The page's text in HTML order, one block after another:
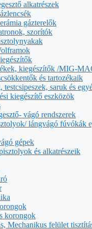
alkatrészek
gázterelők
szorítók
kiegészítők /MIG-
és tartozékaik
testcsipeszek, saruk és
kiegészítő eszközök
vágó rendszerek
lángvágó fúvókák
gépek
és alkatrészeik
korongok
Mechanikus felület